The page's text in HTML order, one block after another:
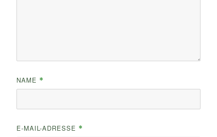
NAME *
E-MAIL-ADRESSE *